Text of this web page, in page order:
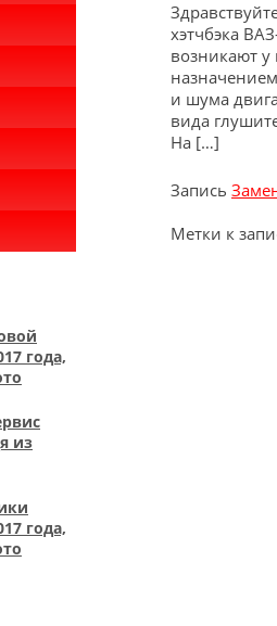
года,
из
года,
хэтчбэка
возникают
и шума
вида
На […]
Запись
Метки к